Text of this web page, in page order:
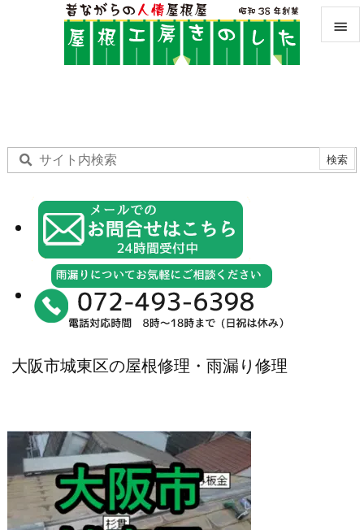


大阪市城東区の屋根修理・雨漏り修理